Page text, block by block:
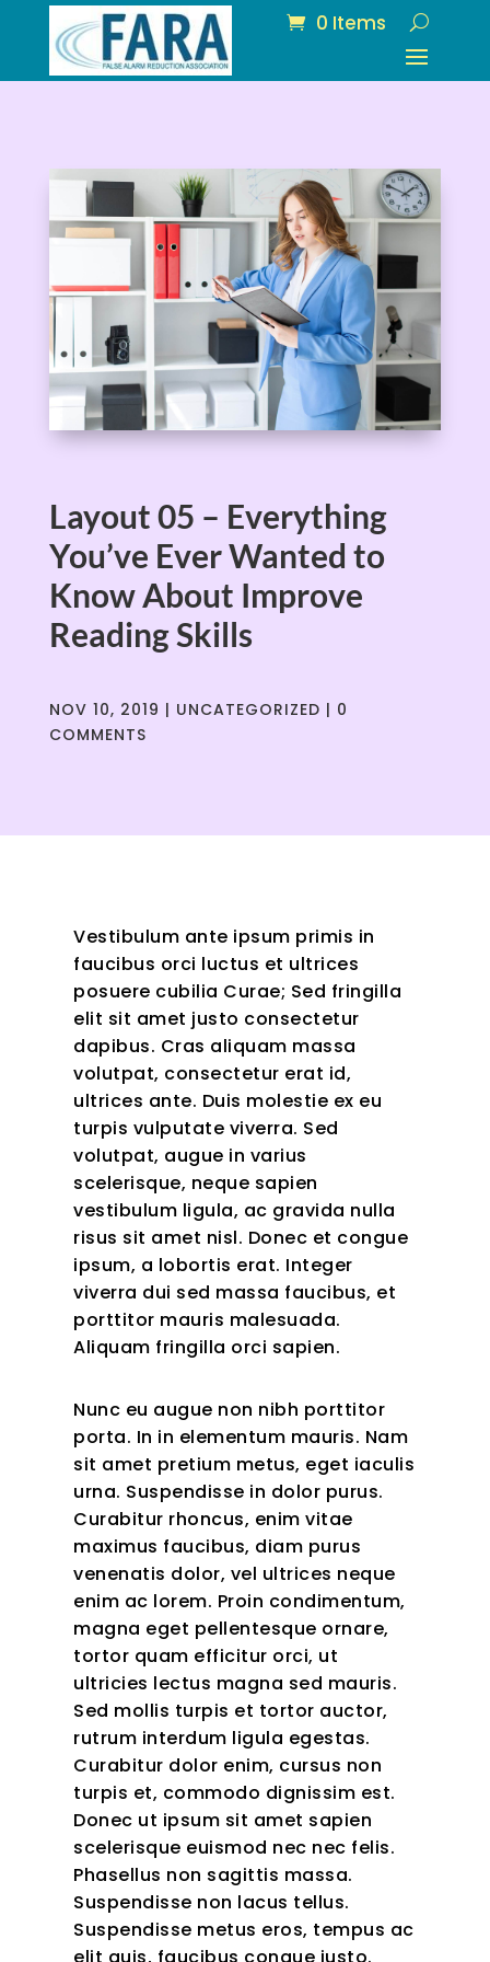
0 Items
Layout 05 – Everything
You’ve Ever Wanted to
Know About Improve
Reading Skills
NOV 10, 2019 | UNCATEGORIZED | 0
COMMENTS
Vestibulum ante ipsum primis in
faucibus orci luctus et ultrices
posuere cubilia Curae; Sed fringilla
elit sit amet justo consectetur
dapibus. Cras aliquam massa
volutpat, consectetur erat id,
ultrices ante. Duis molestie ex eu
turpis vulputate viverra. Sed
volutpat, augue in varius
scelerisque, neque sapien
vestibulum ligula, ac gravida nulla
risus sit amet nisl. Donec et congue
ipsum, a lobortis erat. Integer
viverra dui sed massa faucibus, et
porttitor mauris malesuada.
Aliquam fringilla orci sapien.
Nunc eu augue non nibh porttitor
porta. In in elementum mauris. Nam
sit amet pretium metus, eget iaculis
urna. Suspendisse in dolor purus.
Curabitur rhoncus, enim vitae
maximus faucibus, diam purus
venenatis dolor, vel ultrices neque
enim ac lorem. Proin condimentum,
magna eget pellentesque ornare,
tortor quam efficitur orci, ut
ultricies lectus magna sed mauris.
Sed mollis turpis et tortor auctor,
rutrum interdum ligula egestas.
Curabitur dolor enim, cursus non
turpis et, commodo dignissim est.
Donec ut ipsum sit amet sapien
scelerisque euismod nec nec felis.
Phasellus non sagittis massa.
Suspendisse non lacus tellus.
Suspendisse metus eros, tempus ac
elit quis, faucibus congue justo.